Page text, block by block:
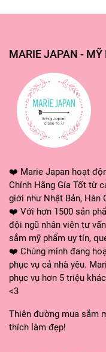
hương, Hoắc hương,
+Tầng hương đầu:
+Tầng hương giữa:
+Tầng hương cuối:
gỗ, Mùi mặn
Bình minh trên thiên
(mùi nữ)
+Tang hương đầu:
+Tang hương giữa:
+Tang hương cuối:
Hoàng hôn trên biển -
MARIE JAPAN -
❤️ Marie Japan hoạt
Chính Hãng Gía Tốt từ
giới như Nhật Bản, Hàn
❤️ Với hơn 1500 sản
đội ngũ nhân viên tư
sắm mỹ phẩm uy tín,
❤️ Chúng mình đang
phục vụ cả nhà yêu.
phục vụ hơn 5 triệu
<3
Thiên đường mua sắm
thích làm đẹp!